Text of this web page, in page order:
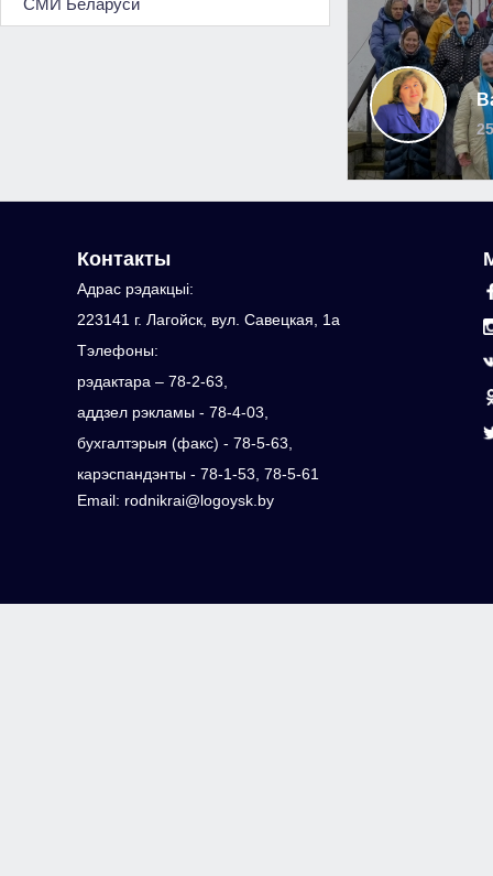
Контакты
Адрас рэдакцыi:
223141 г. Лагойск, вул. Савецкая, 1а
Тэлефоны:
рэдактара – 78-2-63,
аддзел рэкламы - 78-4-03,
бухгалтэрыя (факс) - 78-5-63,
карэспандэнты - 78-1-53, 78-5-61
Email: rodnikrai@logoysk.by